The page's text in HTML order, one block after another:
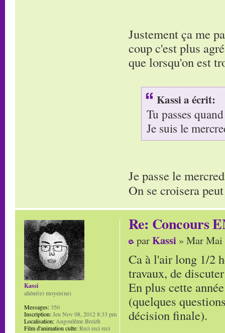
Justement ça me
coup c'est plus
que lorsqu'on est
Kassi a écrit:
Tu passes
Je suis le
Je passe le
On se croisera
Re: Concours
parKassi » Mar Mai
Ca à l'air long 1/2
travaux, de
En plus cette
(quelques
décision finale).
Kassi
aliéné(e) moyen(ne)
Messages:350
Inscription:Jeu Nov 08, 2012 8:33 pm
Localisation:Angoulême Breizh
Film d'animation culte:Reci reci reci